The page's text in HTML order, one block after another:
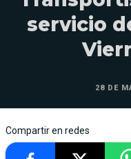
servicio
28 DE
Compartir en redes